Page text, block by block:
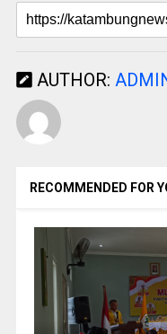
AUTHOR:
RECOMMENDED FOR